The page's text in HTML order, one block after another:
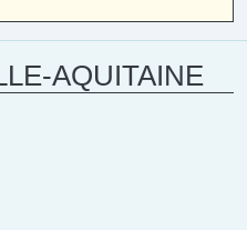
AQUITAINE